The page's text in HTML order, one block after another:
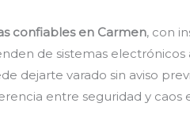
confiables en Carmen, con
de sistemas
dejarte varado sin aviso
entre seguridad y caos